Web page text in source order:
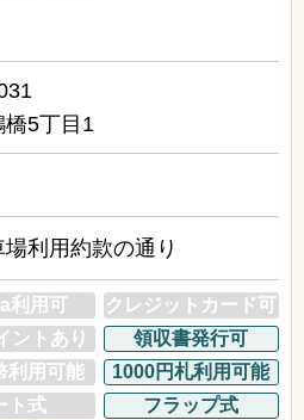
橋5丁目1
利用約款の通り
利用可
クレジットカード可
ントあり
領収書発行可
利用可能
1000円札利用可能
ト式
フラップ式